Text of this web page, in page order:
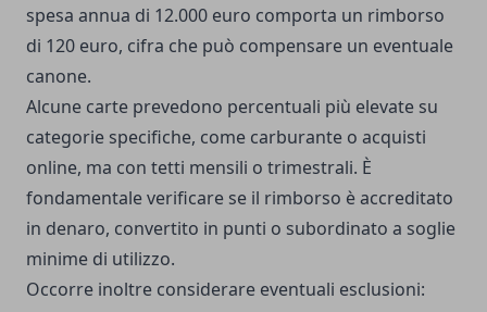
spesa annua di 12.000 euro comporta un rimborso
di 120 euro, cifra che può compensare un eventuale
canone.
Alcune carte prevedono percentuali più elevate su
categorie specifiche, come carburante o acquisti
online, ma con tetti mensili o trimestrali. È
fondamentale verificare se il rimborso è accreditato
in denaro, convertito in punti o subordinato a soglie
minime di utilizzo.
Occorre inoltre considerare eventuali esclusioni: